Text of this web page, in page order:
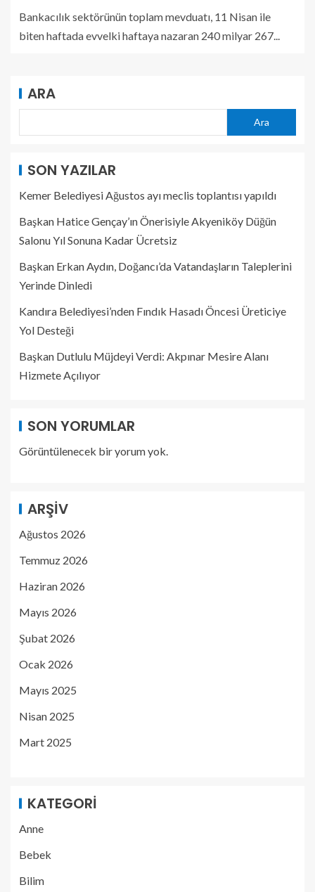
Bankacılık sektörünün toplam mevduatı, 11 Nisan ile
biten haftada evvelki haftaya nazaran 240 milyar 267...
ARA
Ara
SON YAZILAR
Kemer Belediyesi Ağustos ayı meclis toplantısı yapıldı
Başkan Hatice Gençay’ın Önerisiyle Akyeniköy Düğün
Salonu Yıl Sonuna Kadar Ücretsiz
Başkan Erkan Aydın, Doğancı’da Vatandaşların Taleplerini
Yerinde Dinledi
Kandıra Belediyesi’nden Fındık Hasadı Öncesi Üreticiye
Yol Desteği
Başkan Dutlulu Müjdeyi Verdi: Akpınar Mesire Alanı
Hizmete Açılıyor
SON YORUMLAR
Görüntülenecek bir yorum yok.
ARŞIV
Ağustos 2026
Temmuz 2026
Haziran 2026
Mayıs 2026
Şubat 2026
Ocak 2026
Mayıs 2025
Nisan 2025
Mart 2025
KATEGORI
Anne
Bebek
Bilim